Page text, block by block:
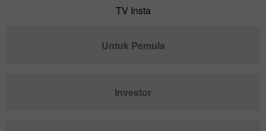
TV Insta
Untuk Pemula
Investor